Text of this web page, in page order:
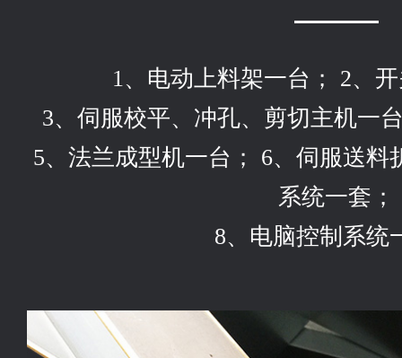
1、电动上料架一台； 2、
3、伺服校平、冲孔、剪切主机一
5、法兰成型机一台； 6、伺服送料
系统一套；
8、电脑控制系统